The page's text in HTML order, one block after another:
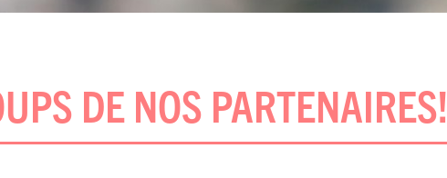
DE NOS PARTENAIRES!